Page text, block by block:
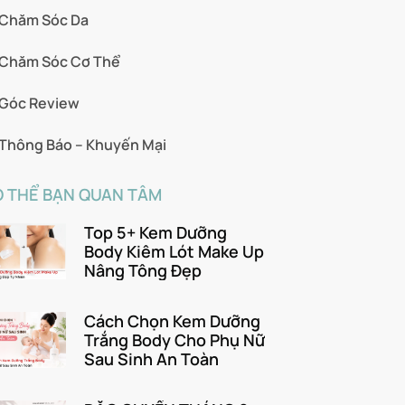
Sóc Da
Sóc Cơ Thể
Review
Báo – Khuyến Mại
THỂ BẠN QUAN TÂM
Top 5+ Kem Dưỡng
Body Kiêm Lót Make Up
Nâng Tông Đẹp
Cách Chọn Kem Dưỡng
Trắng Body Cho Phụ Nữ
Sau Sinh An Toàn